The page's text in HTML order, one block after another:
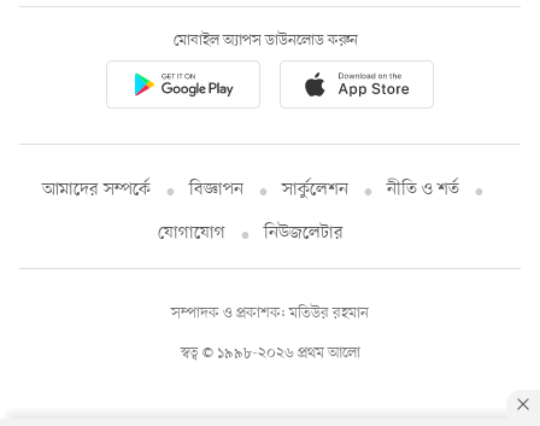
মোবাইল অ্যাপস ডাউনলোড করুন
আমাদের সম্পর্কে বিজ্ঞাপন সার্কুলেশন
নীতি ও শর্ত
যোগাযোগ
নিউজলেটার
স্বত্ব © ১৯৯৮-২০২৬ প্রথম আলো
সম্পাদক ও প্রকাশক: মতিউর রহমান